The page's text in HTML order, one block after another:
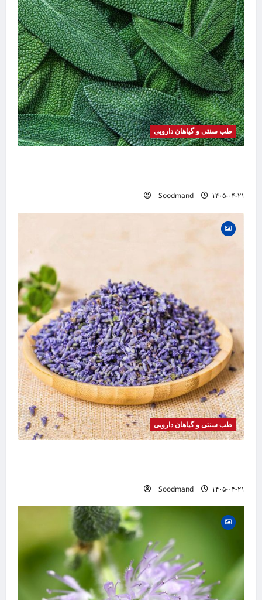
طب سنتی و گیاهان دارویی
Soodmand ۱۴۰۵-۰۴-۲۱
طب سنتی و گیاهان دارویی
Soodmand ۱۴۰۵-۰۴-۲۱